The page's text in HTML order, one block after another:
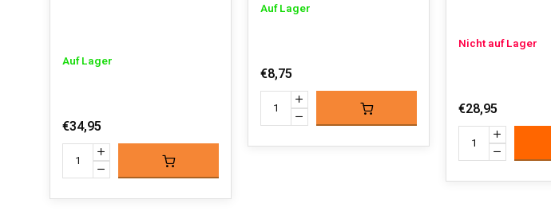
Auf Lager
€34,95
Auf Lager
€8,75
Nicht auf Lager
€28,95